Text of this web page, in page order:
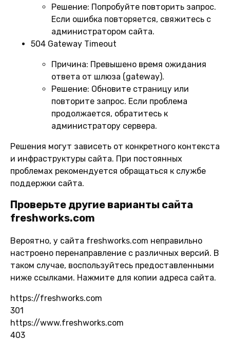
Решение: Попробуйте повторить запрос.
Если ошибка повторяется, свяжитесь с
администратором сайта.
504 Gateway Timeout
Причина: Превышено время ожидания
ответа от шлюза (gateway).
Решение: Обновите страницу или
повторите запрос. Если проблема
продолжается, обратитесь к
администратору сервера.
Решения могут зависеть от конкретного контекста
и инфраструктуры сайта. При постоянных
проблемах рекомендуется обращаться к службе
поддержки сайта.
Проверьте другие варианты сайта
freshworks.com
Вероятно, у сайта freshworks.com неправильно
настроено перенаправление с различных версий. В
таком случае, воспользуйтесь предоставленными
ниже ссылками. Нажмите для копии адреса сайта.
https://freshworks.com
301
https://www.freshworks.com
403